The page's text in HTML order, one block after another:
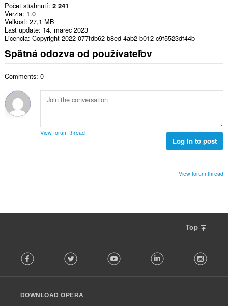
Počet stiahnutí 2 241
Verzia 1.0
Veľkosť 27,1 MB
Last update 14. marec 2023
Licencia Copyright 2022 077fdb62-b8ed-4ab2-b012-c9f5523df44b
Spätná odozva od používateľov
Comments: 0
View forum thread
Log in to post
View forum thread
Top
o
w
Facebook Twitter Youtube LinkedIn
DOWNLOAD OPERA